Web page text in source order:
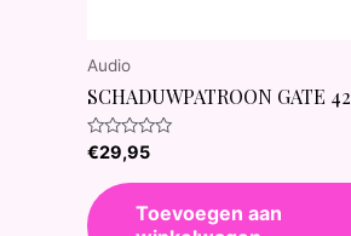
Audio
SCHADUWPATROON GATE 42
Waardering
0
5
€29,95
Toevoegen aan